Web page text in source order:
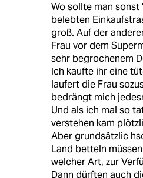
Wo sollte man
belebten
groß. Auf der
Frau vor dem
sehr begrochenem
Ich kaufte ihr eine
laufert die Frau
bedrängt mich
Und als ich mal so
verstehen kam
Aber grundsätzlic
Land betteln
welcher Art, zur
Dann dürften auch